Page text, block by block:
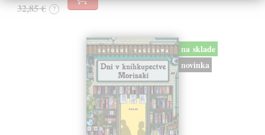
32,85 € ?
na sklade
novinka